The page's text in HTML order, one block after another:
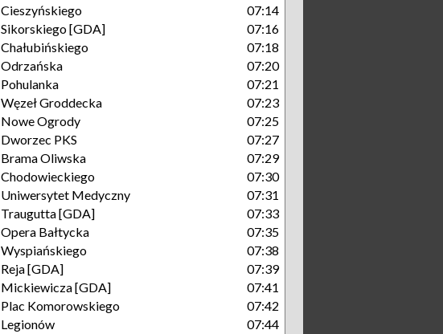
Cieszyńskiego
07:14
Sikorskiego [GDA]
07:16
Chałubińskiego
07:18
Odrzańska
07:20
Pohulanka
07:21
Węzeł Groddecka
07:23
Nowe Ogrody
07:25
Dworzec PKS
07:27
Brama Oliwska
07:29
Chodowieckiego
07:30
Uniwersytet Medyczny
07:31
Traugutta [GDA]
07:33
Opera Bałtycka
07:35
Wyspiańskiego
07:38
Reja [GDA]
07:39
Mickiewicza [GDA]
07:41
Plac Komorowskiego
07:42
Legionów
07:44